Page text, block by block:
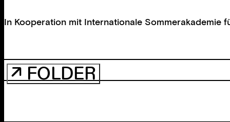
In Kooperation mit Internationale Sommerakademie
↗ FOLDER